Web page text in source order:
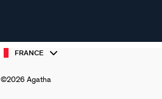
FRANCE
©2026 Agatha